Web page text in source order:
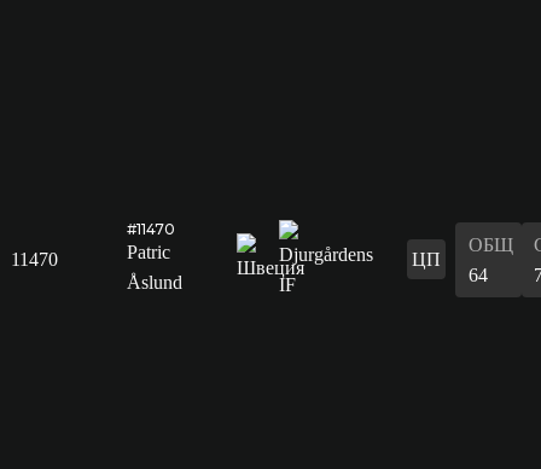
11470
#11470
Patric
Åslund
ЦП
ОБЩ
64